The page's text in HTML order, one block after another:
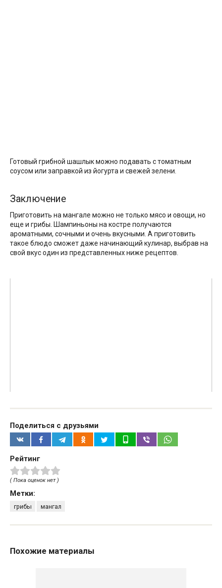
Готовый грибной шашлык можно подавать с томатным
соусом или заправкой из йогурта и свежей зелени.
Заключение
Приготовить на мангале можно не только мясо и овощи, но
еще и грибы. Шампиньоны на костре получаются
ароматными, сочными и очень вкусными. А приготовить
такое блюдо сможет даже начинающий кулинар, выбрав на
свой вкус один из представленных ниже рецептов.
Поделиться с друзьями
Рейтинг
( Пока оценок нет )
Метки:
грибы мангал
Похожие материалы